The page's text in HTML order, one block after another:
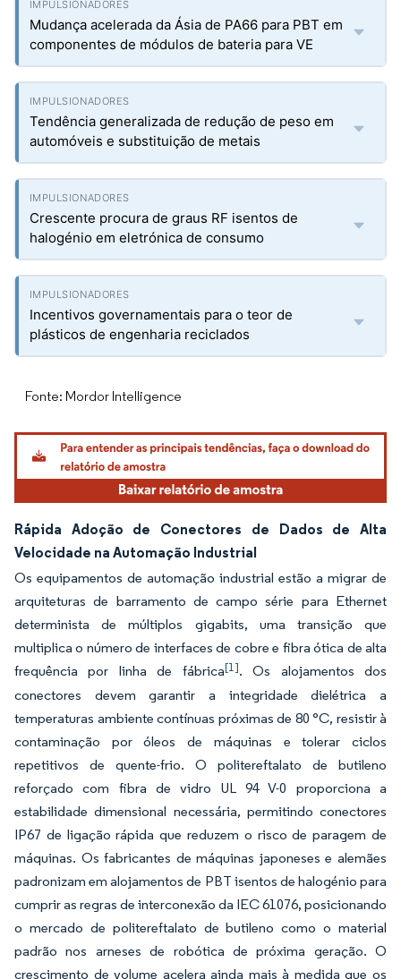
Mudança acelerada da Ásia de PA66 para PBT em
componentes de módulos de bateria para VE
Tendência generalizada de redução de peso em
automóveis e substituição de metais
Crescente procura de graus RF isentos de
halogénio em eletrónica de consumo
Incentivos governamentais para o teor de
plásticos de engenharia reciclados
Fonte: Mordor Intelligence
Rápida Adoção de Conectores de Dados de Alta
Velocidade na Automação Industrial
Os equipamentos de automação industrial estão a migrar de
arquiteturas de barramento de campo série para Ethernet
determinista de múltiplos gigabits, uma transição que
multiplica o número de interfaces de cobre e fibra ótica de alta
frequência por linha de fábrica[1]. Os alojamentos dos
conectores devem garantir a integridade dielétrica a
temperaturas ambiente contínuas próximas de 80 °C, resistir à
contaminação por óleos de máquinas e tolerar ciclos
repetitivos de quente-frio. O politereftalato de butileno
reforçado com fibra de vidro UL 94 V-0 proporciona a
estabilidade dimensional necessária, permitindo conectores
IP67 de ligação rápida que reduzem o risco de paragem de
máquinas. Os fabricantes de máquinas japoneses e alemães
padronizam em alojamentos de PBT isentos de halogénio para
cumprir as regras de interconexão da IEC 61076, posicionando
o mercado de politereftalato de butileno como o material
padrão nos arneses de robótica de próxima geração. O
crescimento de volume acelera ainda mais à medida que os